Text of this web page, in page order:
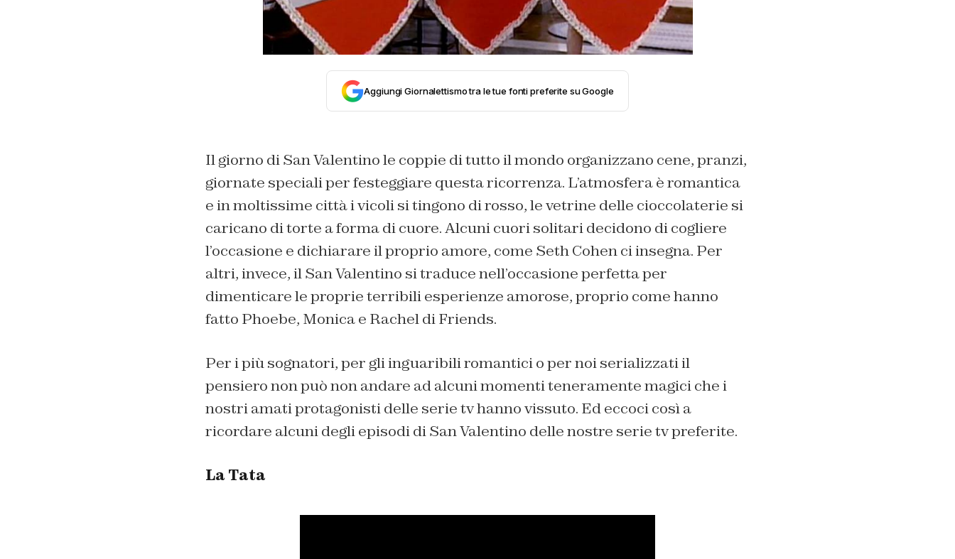
Aggiungi Giornalettismo tra le tue fonti preferite su Google
Il giorno di San Valentino le coppie di tutto il mondo organizzano cene, pranzi,
giornate speciali per festeggiare questa ricorrenza. L’atmosfera è romantica
e in moltissime città i vicoli si tingono di rosso, le vetrine delle cioccolaterie si
caricano di torte a forma di cuore. Alcuni cuori solitari decidono di cogliere
l’occasione e dichiarare il proprio amore, come Seth Cohen ci insegna. Per
altri, invece, il San Valentino si traduce nell’occasione perfetta per
dimenticare le proprie terribili esperienze amorose, proprio come hanno
fatto Phoebe, Monica e Rachel di Friends.
Per i più sognatori, per gli inguaribili romantici o per noi serializzati il
pensiero non può non andare ad alcuni momenti teneramente magici che i
nostri amati protagonisti delle serie tv hanno vissuto. Ed eccoci così a
ricordare alcuni degli episodi di San Valentino delle nostre serie tv preferite.
La Tata